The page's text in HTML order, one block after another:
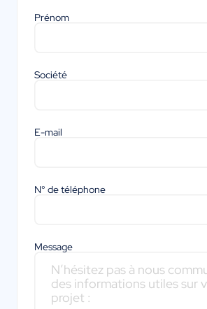
Prénom
Société
E-mail
N° de téléphone
Message